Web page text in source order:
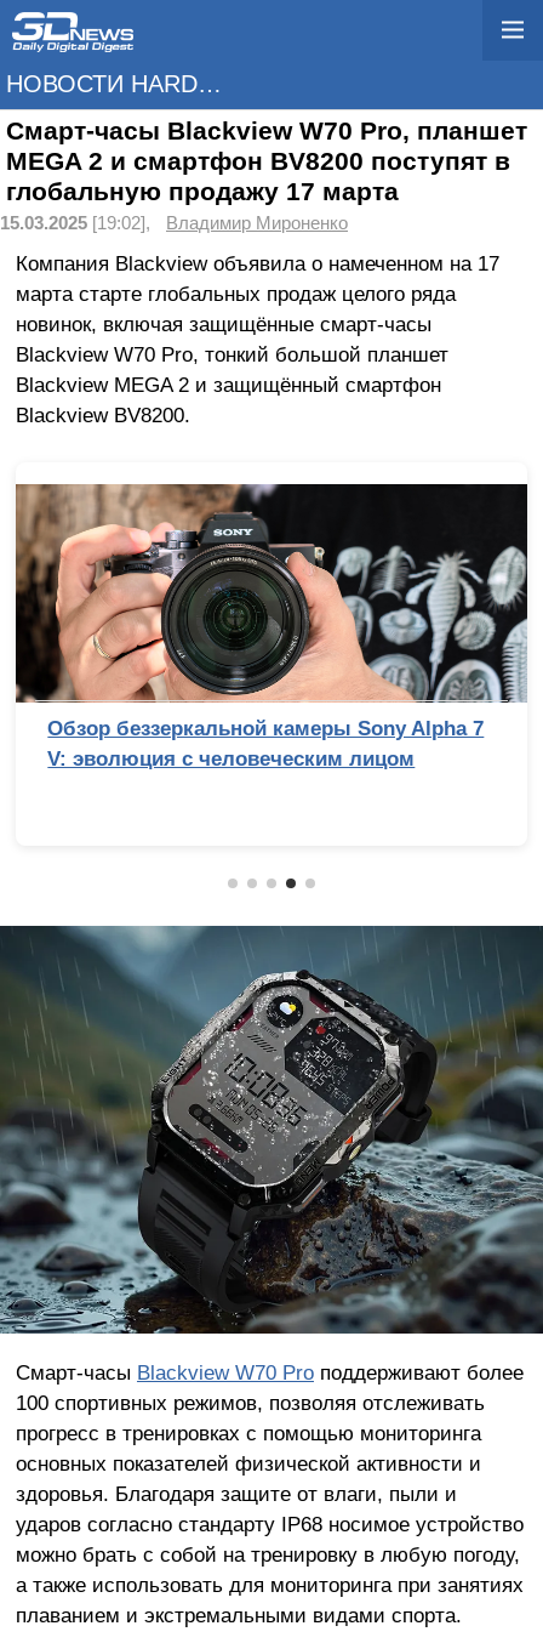
НОВОСТИ HARDWARE
Смарт-часы Blackview W70 Pro, планшет
MEGA 2 и смартфон BV8200 поступят в
глобальную продажу 17 марта
15.03.2025 [19:02], Владимир Мироненко
Компания Blackview объявила о намеченном на 17
марта старте глобальных продаж целого ряда
новинок, включая защищённые смарт-часы
Blackview W70 Pro, тонкий большой планшет
Blackview MEGA 2 и защищённый смартфон
Blackview BV8200.
Обзор беззеркальной камеры Sony Alpha 7
V: эволюция с человеческим лицом
Смарт-часы Blackview W70 Proподдерживают более
100 спортивных режимов, позволяя отслеживать
прогресс в тренировках с помощью мониторинга
основных показателей физической активности и
здоровья. Благодаря защите от влаги, пыли и
ударов согласно стандарту IP68 носимое устройство
можно брать с собой на тренировку в любую погоду,
а также использовать для мониторинга при занятиях
плаванием и экстремальными видами спорта.